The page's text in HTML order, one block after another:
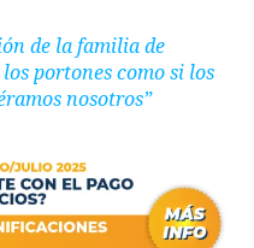
de la familia de
portones como si los
nosotros”